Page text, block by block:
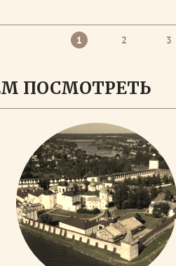
1 2 3
ПОСМОТРЕТЬ